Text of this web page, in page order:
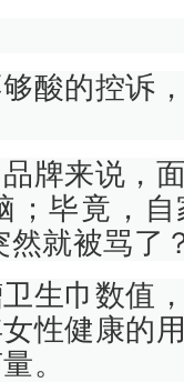
酸的控诉
牌来说，
；毕竟，
然就被骂了
生巾数值
性健康的
。